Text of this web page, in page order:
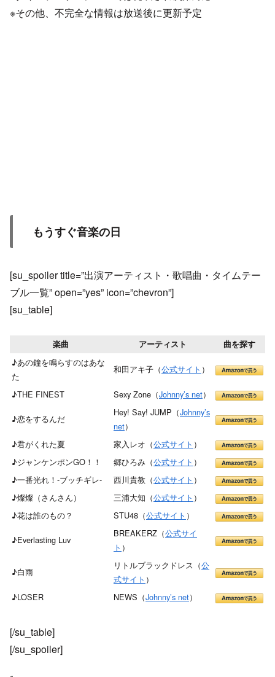
※その他、不完全な情報は放送後に更新予定
もうすぐ音楽の日
[su_spoiler title=”出演アーティスト・歌唱曲・タイムテー
ブル一覧” open=”yes” icon=”chevron”]
[su_table]
楽曲 アーティスト 曲を探す
♪あの鐘を鳴らすのはあな
た
和田アキ子（公式サイト ）
♪THE FINEST Sexy Zone（Johnny’s net）
♪恋をするんだ
Hey! Say! JUMP（Johnny’s
net）
♪君がくれた夏
家入レオ（公式サイト ）
♪ジャンケンポンGO！！
郷ひろみ（公式サイト ）
♪一番光れ！-ブッチギレ-
西川貴教（公式サイト ）
♪燦燦（さんさん）
三浦大知（公式サイト ）
♪花は誰のもの？
STU48（公式サイト ）
♪Everlasting Luv
BREAKERZ（公式サイ
ト ）
♪白雨
リトルブラックドレス（公
式サイト ）
♪LOSER
NEWS（Johnny’s net）
[/su_table]
[/su_spoiler]